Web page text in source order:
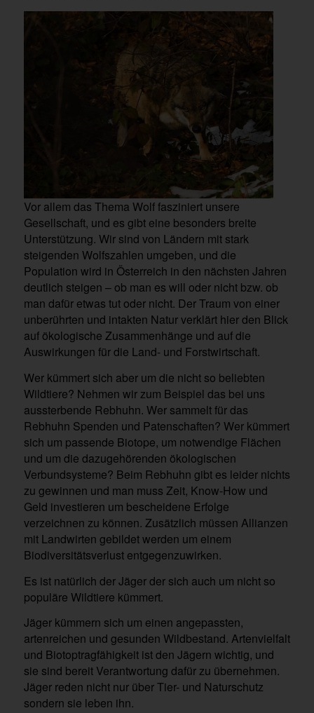
Vor allem das Thema Wolf fasziniert unsere
Gesellschaft, und es gibt eine besonders breite
Unterstützung. Wir sind von Ländern mit stark
steigenden Wolfszahlen umgeben, und die
Population wird in Österreich in den nächsten Jahren
deutlich steigen – ob man es will oder nicht bzw. ob
man dafür etwas tut oder nicht. Der Traum von einer
unberührten und intakten Natur verklärt hier den Blick
auf ökologische Zusammenhänge und auf die
Auswirkungen für die Land- und Forstwirtschaft.
Wer kümmert sich aber um die nicht so beliebten
Wildtiere? Nehmen wir zum Beispiel das bei uns
aussterbende Rebhuhn. Wer sammelt für das
Rebhuhn Spenden und Patenschaften? Wer kümmert
sich um passende Biotope, um notwendige Flächen
und um die dazugehörenden ökologischen
Verbundsysteme? Beim Rebhuhn gibt es leider nichts
zu gewinnen und man muss Zeit, Know-How und
Geld investieren um bescheidene Erfolge
verzeichnen zu können. Zusätzlich müssen Allianzen
mit Landwirten gebildet werden um einem
Biodiversitätsverlust entgegenzuwirken.
Es ist natürlich der Jäger der sich auch um nicht so
populäre Wildtiere kümmert.
Jäger kümmern sich um einen angepassten,
artenreichen und gesunden Wildbestand. Artenvielfalt
und Biotoptragfähigkeit ist den Jägern wichtig, und
sie sind bereit Verantwortung dafür zu übernehmen.
Jäger reden nicht nur über Tier- und Naturschutz
sondern sie leben ihn.